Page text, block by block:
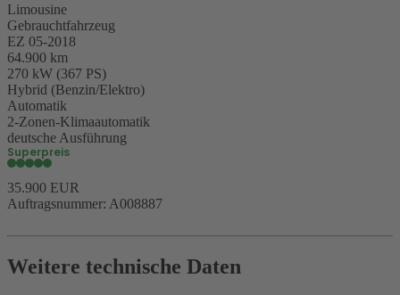
Limousine
Gebrauchtfahrzeug
EZ 05-2018
64.900 km
270 kW (367 PS)
Hybrid (Benzin/Elektro)
Automatik
2-Zonen-Klimaautomatik
deutsche Ausführung
Superpreis
35.900 EUR
Auftragsnummer: A008887
Weitere technische Daten